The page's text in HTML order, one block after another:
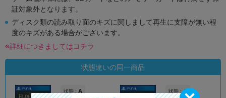
証対象外となります。
ディスク類の読み取り面のキズに関しまして再生に支障が無い程
度のキズがある場合がございます。
※詳細につきましてはコチラ
状態違いの同一商品
状態 : A 状態 :A